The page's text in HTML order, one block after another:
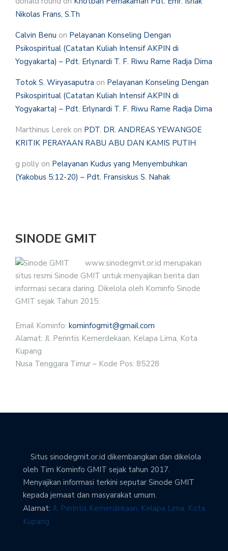
Nikolas Frans, S.Th
Calvin Benu on Pelayanan Konseling Dengan
Psikospiritual (Catatan Kuliah Intensif AKPIN di
Yogyakarta) – Pdt. Erlynardi T. F. Riwu Rame Radja Dima
Totok S. Wiryasaputra on Pelayanan Konseling Dengan
Psikospiritual (Catatan Kuliah Intensif AKPIN di
Yogyakarta) – Pdt. Erlynardi T. F. Riwu Rame Radja Dima
Marthinus Lerek on PDT. DR. ANDREAS YEWANGOE
KRITIK PERAYAAN RABU ABU DAN KAMIS PUTIH
g polly on Pelayanan Kudus yang Menyembuhkan
(Yakobus 5:12-20) – Pdt. Fransiskus S. Nahak
SINODE GMIT
www.sinodegmit.or.id merupakan
situs resmi Sinode GMIT untuk menyajikan berita dan
informasi secara daring. Dikelola oleh Kominfo Sinode
GMIT sejak Tahun 2015.
Email Kominfo: kominfogmit@gmail.com
Alamat: Jl. Perintis Kemerdekaan, Kelapa Lima, Kota
Kupang
Nusa Tenggara Timur – Kode Pos: 85228
Situs sinodegmit.or.id dikembangkan dan dikelola
oleh Tim Kominfo GMIT sejak tahun 2017.
Menyajikan informasi terkini seputar Sinode GMIT
kepada jemaat dan masyarakat umum.
Alamat: Jl. Perintis Kemerdekaan, Kelapa Lima, Kota
Kupang